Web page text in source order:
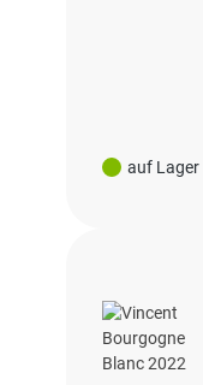
auf Lager